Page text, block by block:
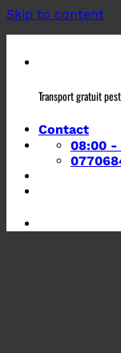
Skip to content
Transport gratuit
Contact
08:00 -